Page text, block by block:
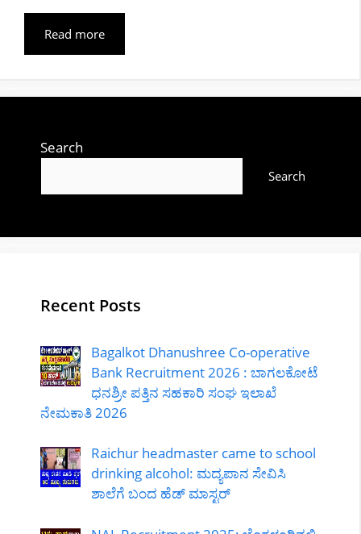
Read more
Search
Search
Recent Posts
Bagalkot Dhanushree Co-operative
Bank Recruitment 2026 : ಬಾಗಲಕೋಟೆ
ಧನಶ್ರೀ ಪತ್ತಿನ ಸಹಕಾರಿ ಸಂಘ ಇಲಾಖೆ
ನೇಮಕಾತಿ 2026
Raichur headmaster came to school
drinking alcohol: ಮದ್ಯಪಾನ ಸೇವಿಸಿ
ಶಾಲೆಗೆ ಬಂದ ಹೆಡ್ ಮಾಸ್ಟರ್